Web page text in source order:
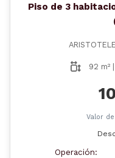
Piso de 3
92 m²
Valor
Operación: